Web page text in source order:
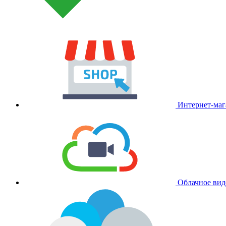
Интернет-
Облачное